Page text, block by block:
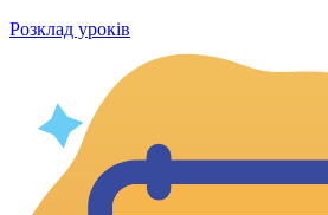
Розклад уроків